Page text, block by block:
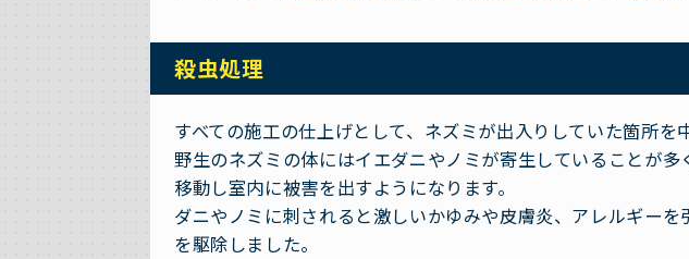
殺虫処理
すべての施工の仕上げとして、ネズミが出入りしていた箇所を
野生のネズミの体にはイエダニやノミが寄生していることが
移動し室内に被害を出すようになります。
ダニやノミに刺されると激しいかゆみや皮膚炎、アレルギー
を駆除しました。